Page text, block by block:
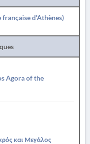
française d'Athènes)
Agora of the
και Μεγάλος